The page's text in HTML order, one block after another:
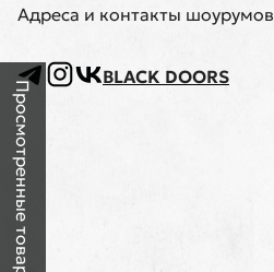
Адреса и контакты шоурумов
BLACK DOORS
Просмотренные товары